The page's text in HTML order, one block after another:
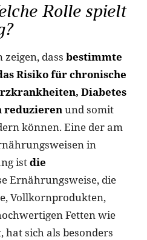
Rolle spielt
dass bestimmte
Risiko für chronische
Diabetes
reduzierenund somit
können. Eine der am
in
istdie
Ernährungsweise, die
Vollkornprodukten,
Fetten wie
hat sich als besonders